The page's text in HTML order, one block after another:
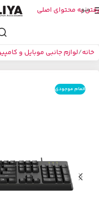
رفتن به محتوای اصلی
منو
خانه لوازم جانبی موبایل و
اتمام موجودی